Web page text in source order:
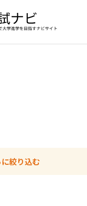
絞り込む